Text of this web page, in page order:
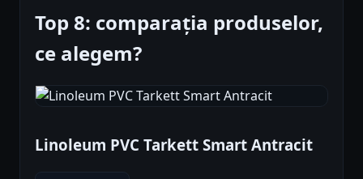
Top 8: comparația produselor,
ce alegem?
Linoleum PVC Tarkett Smart Antracit